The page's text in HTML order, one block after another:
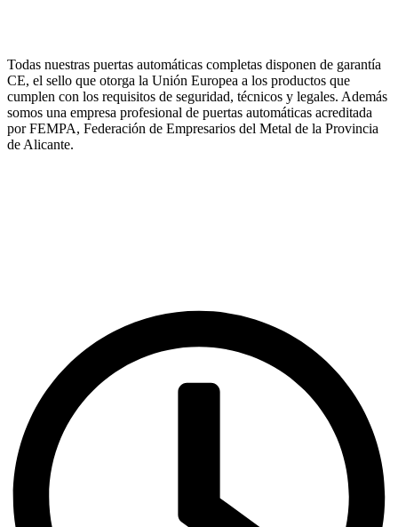
Todas nuestras puertas automáticas completas disponen de garantía
CE, el sello que otorga la Unión Europea a los productos que
cumplen con los requisitos de seguridad, técnicos y legales. Además
somos una empresa profesional de puertas automáticas acreditada
por FEMPA, Federación de Empresarios del Metal de la Provincia
de Alicante.